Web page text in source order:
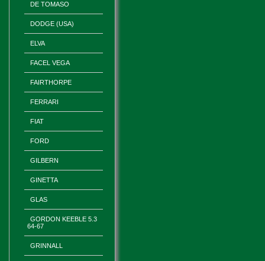
DE TOMASO
DODGE (USA)
ELVA
FACEL VEGA
FAIRTHORPE
FERRARI
FIAT
FORD
GILBERN
GINETTA
GLAS
GORDON KEEBLE 5.3
64-67
GRINNALL